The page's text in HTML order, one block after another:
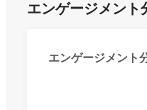
エンゲージメント
エンゲージメント